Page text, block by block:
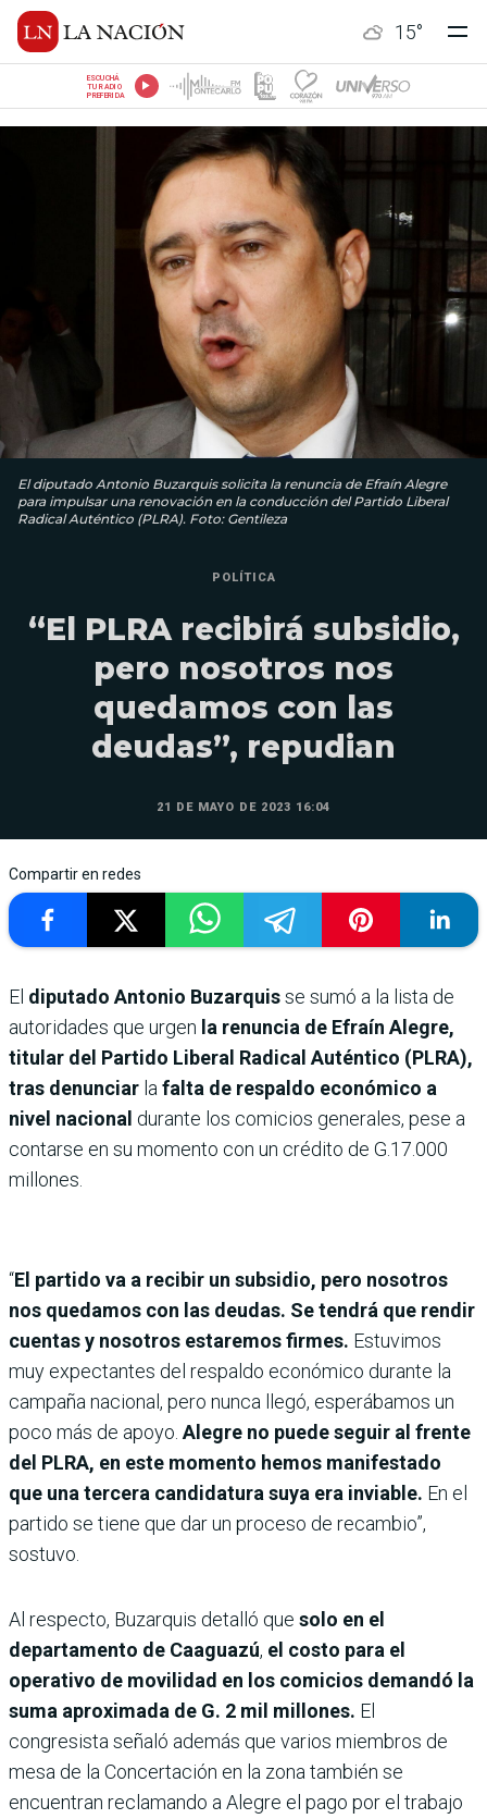
15°
ESCUCHÁ
TU RADIO
PREFERIDA
El diputado Antonio Buzarquis solicita la renuncia de Efraín Alegre
para impulsar una renovación en la conducción del Partido Liberal
Radical Auténtico (PLRA). Foto: Gentileza
POLÍTICA
“El PLRA recibirá subsidio,
pero nosotros nos
quedamos con las
deudas”, repudian
21 DE MAYO DE 2023 16:04
Compartir en redes
El diputado Antonio Buzarquisse sumó a la lista de
autoridades que urgen la renuncia de Efraín Alegre,
titular del Partido Liberal Radical Auténtico (PLRA),
tras denunciar la falta de respaldo económico a
nivel nacional durante los comicios generales, pese a
contarse en su momento con un crédito de G.17.000
millones.
“El partido va a recibir un subsidio, pero nosotros
nos quedamos con las deudas. Se tendrá que rendir
cuentas y nosotros estaremos firmes. Estuvimos
muy expectantes del respaldo económico durante la
campaña nacional, pero nunca llegó, esperábamos un
poco más de apoyo. Alegre no puede seguir al frente
del PLRA, en este momento hemos manifestado
que una tercera candidatura suya era inviable. En el
partido se tiene que dar un proceso de recambio”,
sostuvo.
Al respecto, Buzarquis detalló que solo en el
departamento de Caaguazú, el costo para el
operativo de movilidad en los comicios demandó la
suma aproximada de G. 2 mil millones. El
congresista señaló además que varios miembros de
mesa de la Concertación en la zona también se
encuentran reclamando a Alegre el pago por el trabajo